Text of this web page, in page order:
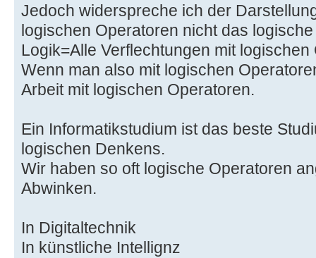
Jedoch widerspreche ich der
logischen Operatoren nicht das
Logik=Alle Verflechtungen mit logischen
Wenn man also mit logischen
Arbeit mit logischen Operatoren.
Ein Informatikstudium ist das beste
logischen Denkens.
Wir haben so oft logische Operatoren
Abwinken.
In Digitaltechnik
In künstliche Intellignz